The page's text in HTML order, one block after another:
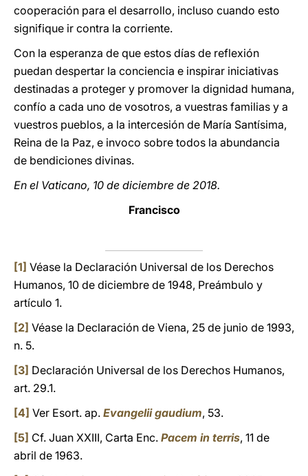
cooperación para el desarrollo, incluso cuando esto
signifique ir contra la corriente.
Con la esperanza de que estos días de reflexión
puedan despertar la conciencia e inspirar iniciativas
destinadas a proteger y promover la dignidad humana,
confío a cada uno de vosotros, a vuestras familias y a
vuestros pueblos, a la intercesión de María Santísima,
Reina de la Paz, e invoco sobre todos la abundancia
de bendiciones divinas.
En el Vaticano, 10 de diciembre de 2018.
Francisco
[1] Véase la Declaración Universal de los Derechos
Humanos, 10 de diciembre de 1948, Preámbulo y
artículo 1.
[2] Véase la Declaración de Viena, 25 de junio de 1993,
n. 5.
[3] Declaración Universal de los Derechos Humanos,
art. 29.1.
[4] Ver Esort. ap. Evangelii gaudium, 53.
[5] Cf. Juan XXIII, Carta Enc. Pacem in terris, 11 de
abril de 1963.